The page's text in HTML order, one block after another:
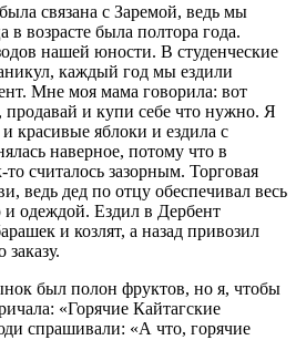
связана с Заремой, ведь мы
в возрасте была полтора года.
нашей юности. В студенческие
каждый год мы ездили
Мне моя мама говорила: вот
и купи себе что нужно. Я
красивые яблоки и ездила с
наверное, потому что в
то считалось зазорным. Торговая
ведь дед по отцу обеспечивал весь
одеждой. Ездил в Дербент
и козлят, а назад привозил
заказу.
был полон фруктов, но я, чтобы
«Горячие Кайтагские
спрашивали: «А что, горячие